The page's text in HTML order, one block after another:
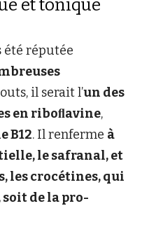
et tonique
été réputée
il serait l’un des
en riboﬂavine,
B12. Il renferme à
le safranal, et
les crocétines, qui
de la pro-